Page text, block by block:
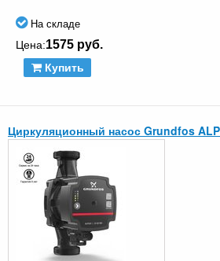
На складе
Цена:1575 руб.
Купить
Циркуляционный насос Grundfos